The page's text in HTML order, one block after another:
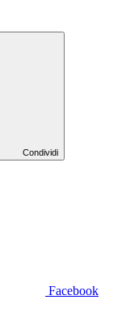
Condividi
Facebook